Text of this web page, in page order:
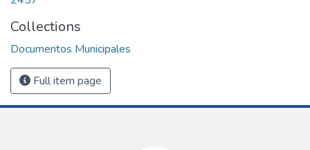
Collections
Documentos Municipales
Full item page